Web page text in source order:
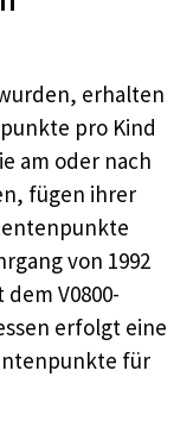
erhalten
pro Kind
am oder nach
fügen ihrer
von 1992
V0800-
erfolgt eine
für